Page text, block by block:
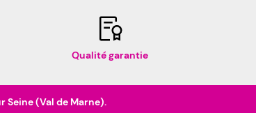
Qualité garantie
Seine (Val de Marne).